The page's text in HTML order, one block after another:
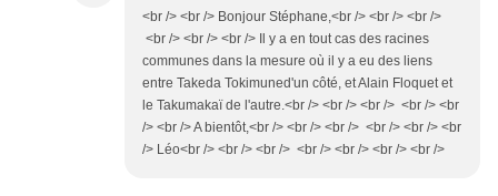
<br /> <br /> Bonjour Stéphane,<br /> <br /> <br />
<br /> <br /> <br /> Il y a en tout cas des racines
communes dans la mesure où il y a eu des liens
entre Takeda Tokimuned'un côté, et Alain Floquet et
le Takumakaï de l'autre.<br /> <br /> <br /> <br /> <br
/> <br /> A bientôt,<br /> <br /> <br /> <br /> <br /> <br
/> Léo<br /> <br /> <br /> <br /> <br /> <br /> <br />